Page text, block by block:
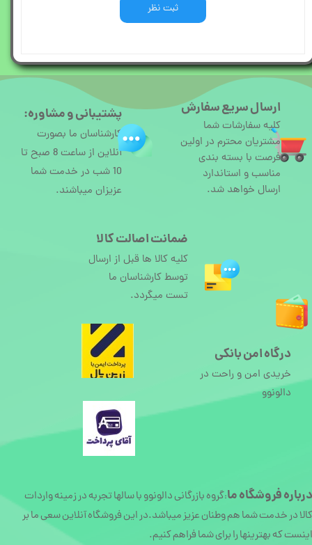
ثبت نظر
ارسال سریع سفارش
کلیه سفارشات شما
مشتریان محترم در اولین
فرصت با بسته بندی
مناسب و استاندارد
ارسال خواهد شد.
دربارهفروشگاه ما:گروه بازرگانی دالونوو با سالها تجربه در زمینه واردات
کالا در خدمت شما هم وطنان عزیز میباشد.در این فروشگاه آنلاین سعی ما بر
اینست که بهترینها را برای شما فراهم کنیم.
درگاه امن بانکی
خریدی امن و راحت در
دالونوو
پشتیبانی و مشاوره:
کارشناسان ما بصورت
آنلاین از ساعت 8 صبح تا
10 شب در خدمت شما
عزیزان میباشند.
ضمانت اصالت کالا
کلیه کالا ها قبل از ارسال
توسط کارشناسان ما
تست میگردد.